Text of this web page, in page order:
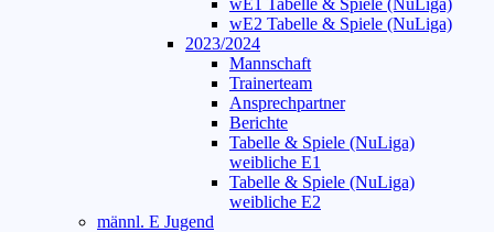
wE1 Tabelle & Spiele (NuLiga)
wE2 Tabelle & Spiele (NuLiga)
2023/2024
Mannschaft
Trainerteam
Ansprechpartner
Berichte
Tabelle & Spiele (NuLiga)
weibliche E1
Tabelle & Spiele (NuLiga)
weibliche E2
männl. E Jugend